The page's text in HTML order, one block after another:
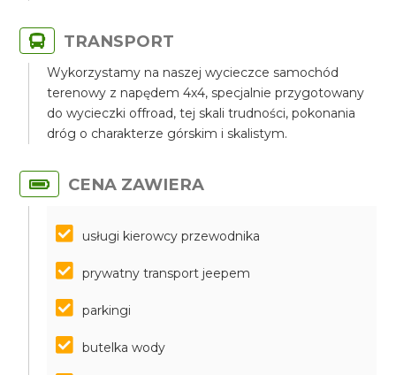
TRANSPORT
Wykorzystamy na naszej wycieczce samochód
terenowy z napędem 4x4, specjalnie przygotowany
do wycieczki offroad, tej skali trudności, pokonania
dróg o charakterze górskim i skalistym.
CENA ZAWIERA
usługi kierowcy przewodnika
prywatny transport jeepem
parkingi
butelka wody